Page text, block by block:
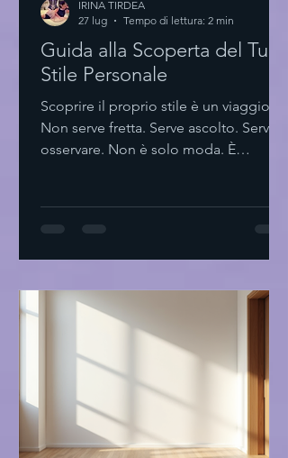
Guida alla Scoperta del Tuo
Stile Personale
Scoprire il proprio stile è un viaggio.
Non serve fretta. Serve ascolto. Serve
osservare. Non è solo moda. È
Parlo di sensazioni. Prendi un
tessuti, forme. Cosa ti fa sentire a casa.
Prova a guardare il tuo armadio. Cosa
indossi più spesso? Perché? Non serve
comprare tutto nu
IRINA TIRDEA
27 lug
Tempo di lettura: 2 min